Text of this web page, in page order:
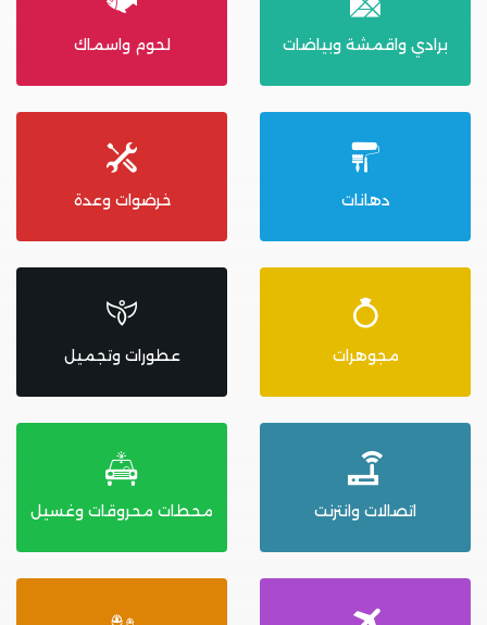
برادي واقمشة وبياضات لحوم واسماك
دهانات خرضوات وعدة
مجوهرات عطورات وتجميل
اتصالات وانترنت محطات محروقات وغسيل